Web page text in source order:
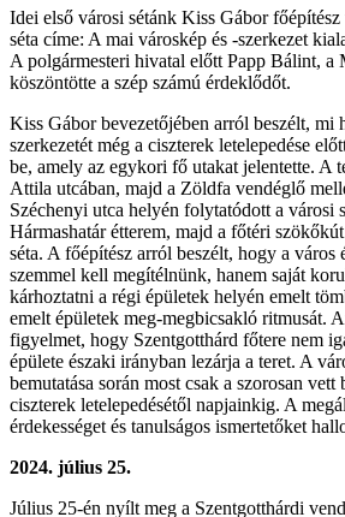
Idei első városi sétánk Kiss Gábor
séta címe: A mai városkép és -szerkezet
A polgármesteri hivatal előtt Papp Bálint, a
köszöntötte a szép számú érdeklődőt.
Kiss Gábor bevezetőjében arról beszélt, mi
szerkezetét még a ciszterek letelepedése
be, amely az egykori fő utakat jelentette. A
Attila utcában, majd a Zöldfa vendéglő
Széchenyi utca helyén folytatódott a városi
Hármashatár étterem, majd a főtéri
séta. A főépítész arról beszélt, hogy a város
szemmel kell megítélnünk, hanem saját
kárhoztatni a régi épületek helyén emelt
emelt épületek meg-megbicsakló ritmusát.
figyelmet, hogy Szentgotthárd főtere nem
épülete északi irányban lezárja a teret. A
bemutatása során most csak a szorosan
ciszterek letelepedésétől napjainkig. A
érdekességet és tanulságos ismertetőket
2024. július 25.
Július 25-én nyílt meg a Szentgotthárdi